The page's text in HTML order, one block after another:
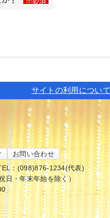
サイトの利用について
お問い合わせ
：(098)876-1234(代表)
日・年末年始を除く）